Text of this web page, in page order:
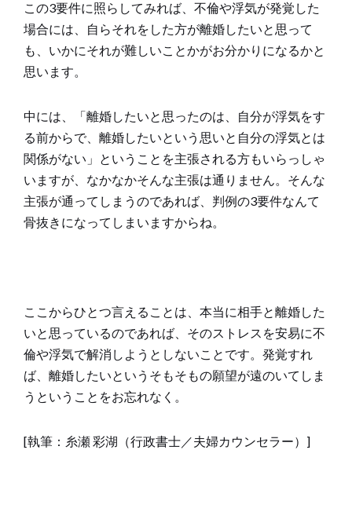
この3要件に照らしてみれば、不倫や浮気が発覚した
場合には、自らそれをした方が離婚したいと思って
も、いかにそれが難しいことかがお分かりになるかと
思います。
中には、「離婚したいと思ったのは、自分が浮気をす
る前からで、離婚したいという思いと自分の浮気とは
関係がない」ということを主張される方もいらっしゃ
いますが、なかなかそんな主張は通りません。そんな
主張が通ってしまうのであれば、判例の3要件なんて
骨抜きになってしまいますからね。
ここからひとつ言えることは、本当に相手と離婚した
いと思っているのであれば、そのストレスを安易に不
倫や浮気で解消しようとしないことです。発覚すれ
ば、離婚したいというそもそもの願望が遠のいてしま
うということをお忘れなく。
[執筆：糸瀬 彩湖（行政書士／夫婦カウンセラー）]